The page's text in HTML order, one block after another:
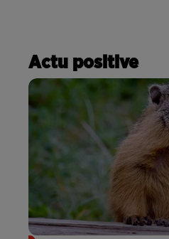
Actu positive